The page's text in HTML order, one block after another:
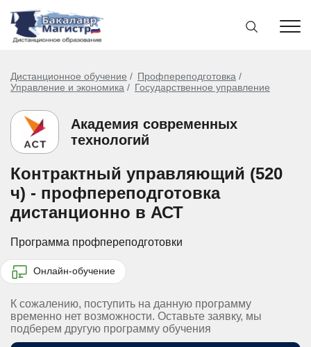
Дистанционное обучение
Профпереподготовка
Управление и экономика
Государственное управление
Академия современных
технологий
Контрактный управляющий (520
ч) - профпереподготовка
дистанционно в АСТ
Программа профпереподготовки
Онлайн-обучение
К сожалению, поступить на данную программу
временно нет возможности. Оставьте заявку, мы
подберем другую программу обучения